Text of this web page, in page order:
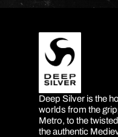
DEEP
Deep Silver is the
worlds from the
Metro, to the
the authentic